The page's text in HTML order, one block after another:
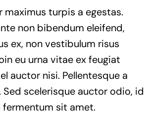
maximus turpis a egestas.
non bibendum eleifend,
ex, non vestibulum risus
eu urna vitae ex feugiat
auctor nisi. Pellentesque a
scelerisque auctor odio, id
sit amet.